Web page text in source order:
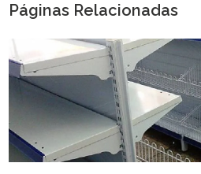
Páginas Relacionadas